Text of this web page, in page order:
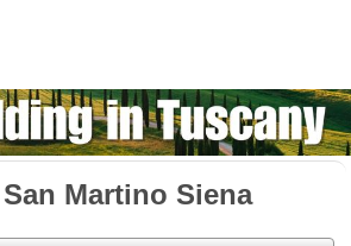
Martino Siena